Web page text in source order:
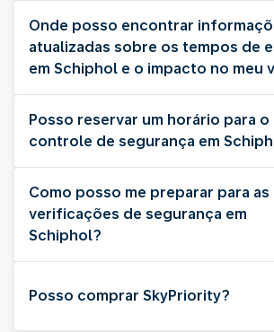
Onde posso encontrar
atualizadas sobre os tempos de
em Schiphol e o impacto no meu
Posso reservar um horário para o
controle de segurança em
Como posso me preparar para as
verificações de segurança em
Schiphol?
Posso comprar SkyPriority?